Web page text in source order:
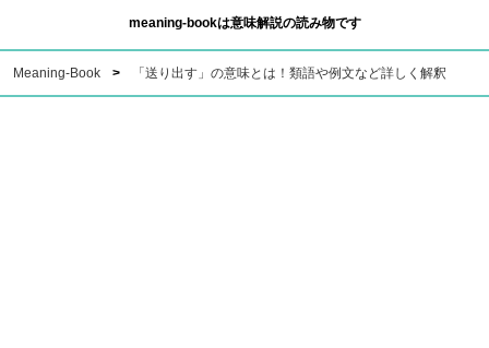
meaning-bookは意味解説の読み物です
Meaning-Book 「送り出す」の意味とは！類語や例文など詳しく解釈